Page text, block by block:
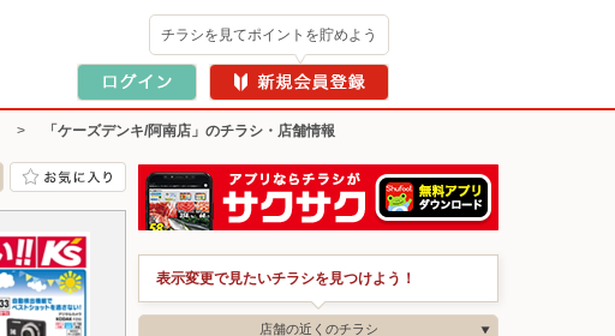
チラシを見てポイントを貯めよう
> 「ケーズデンキ/阿南店」のチラシ・店舗情報
表示変更で見たいチラシを見つけよう！
店舗の近くのチラシ